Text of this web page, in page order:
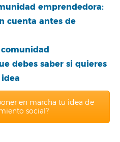
emprendedora:
cuenta antes de
debes saber si quieres
en marcha tu idea de
social?